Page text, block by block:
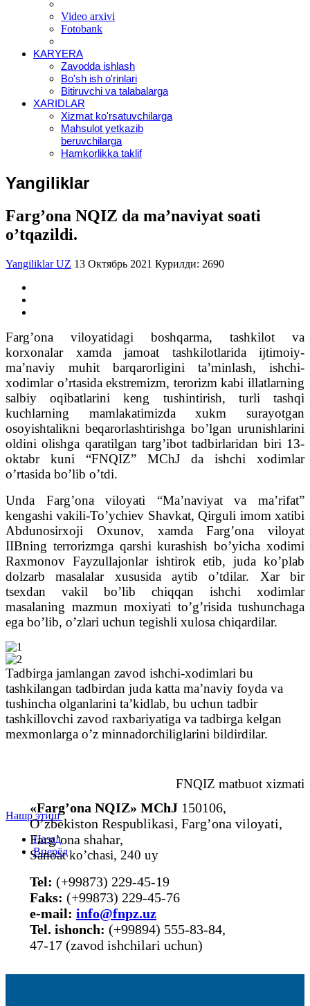
Video arxivi
Fotobank
KARYERA
Zavodda ishlash
Bo'sh ish o'rinlari
Bitiruvchi va talabalarga
XARIDLAR
Xizmat ko'rsatuvchilarga
Mahsulot yetkazib
beruvchilarga
Hamkorlikka taklif
Yangiliklar
Fargʼona NQIZ da maʼnaviyat soati
oʼtqazildi.
Yangiliklar UZ 13 Октябрь 2021 Курилди: 2690
Fargʼona viloyatidagi boshqarma, tashkilot va
korxonalar xamda jamoat tashkilotlarida ijtimoiy-
maʼnaviy muhit barqarorligini taʼminlash, ishchi-
xodimlar oʼrtasida ekstremizm, terorizm kabi illatlarning
salbiy oqibatlarini keng tushintirish, turli tashqi
kuchlarning mamlakatimizda xukm surayotgan
osoyishtalikni beqarorlashtirishga boʼlgan urunishlarini
oldini olishga qaratilgan targʼibot tadbirlaridan biri 13-
oktаbr kuni “FNQIZ” MChJ da ishchi xodimlar
oʼrtasida boʼlib oʼtdi.
Unda Fargʼona viloyati “Maʼnaviyat va maʼrifat”
kengashi vakili-Toʼychiev Shavkat, Qirguli imom xatibi
Аbdunosirxoji Oxunov, xamda Fargʼona viloyat
IIBning terrorizmga qarshi kurashish boʼyicha xodimi
Raxmonov Fayzullajonlar ishtirok etib, juda koʼplab
dolzarb masalalar xususida aytib oʼtdilar. Xar bir
tsexdan vakil boʼlib chiqqan ishchi xodimlar
masalaning mazmun moxiyati toʼgʼrisida tushunchaga
ega boʼlib, oʼzlari uchun tegishli xulosa chiqardilar.
Tadbirga jamlangan zavod ishchi-xodimlari bu
tashkilangan tadbirdan juda katta maʼnaviy foyda va
tushincha olganlarini taʼkidlab, bu uchun tadbir
tashkillovchi zavod raxbariyatiga va tadbirga kelgan
mexmonlarga oʼz minnadorchiliglarini bildirdilar.
FNQIZ matbuot xizmati
Нашр этиш
Назад
Вперёд
«Farg’ona NQIZ» MChJ 150106,
O’zbekiston Respublikasi, Farg’ona viloyati,
Farg’ona shahar,
Sanoat ko’chasi, 240 uy
Tel: (+99873) 229-45-19
Faks: (+99873) 229-45-76
е-mail: info@fnpz.uz
Tel. ishonch: (+99894) 555-83-84,
47-17 (zavod ishchilari uchun)